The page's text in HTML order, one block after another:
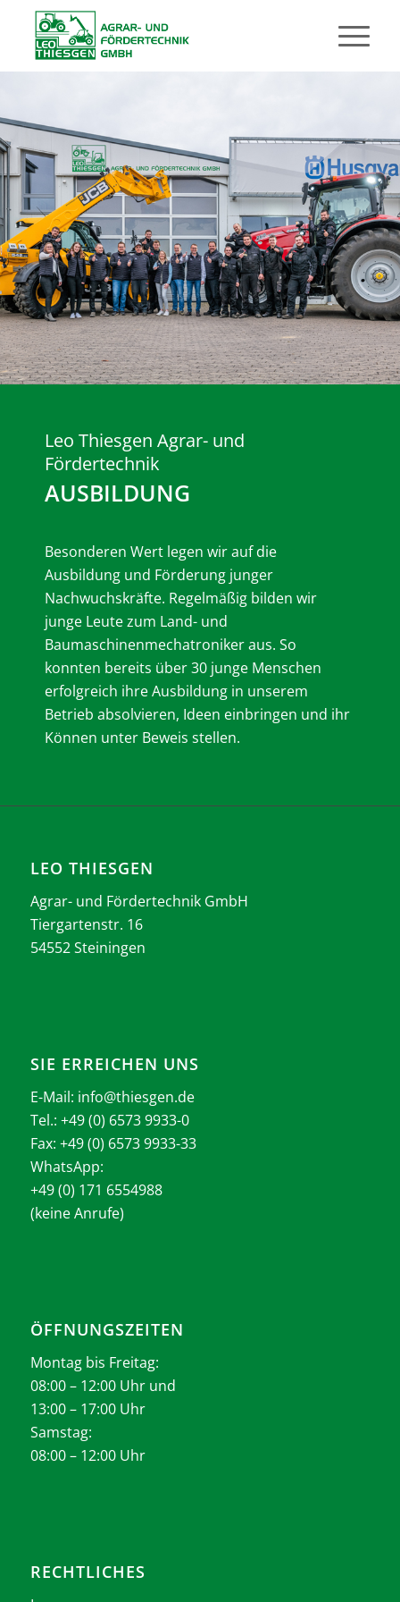
Leo Thiesgen Agrar- und
Fördertechnik
AUSBILDUNG
Besonderen Wert legen wir auf die
Ausbildung und Förderung junger
Nachwuchskräfte. Regelmäßig bilden wir
junge Leute zum Land- und
Baumaschinenmechatroniker aus. So
konnten bereits über 30 junge Menschen
erfolgreich ihre Ausbildung in unserem
Betrieb absolvieren, Ideen einbringen und ihr
Können unter Beweis stellen.
LEO THIESGEN
Agrar- und Fördertechnik GmbH
Tiergartenstr. 16
54552 Steiningen
SIE ERREICHEN UNS
E-Mail: info@thiesgen.de
Tel.: +49 (0) 6573 9933-0
Fax: +49 (0) 6573 9933-33
WhatsApp:
+49 (0) 171 6554988
(keine Anrufe)
ÖFFNUNGSZEITEN
Montag bis Freitag:
08:00 – 12:00 Uhr und
13:00 – 17:00 Uhr
Samstag:
08:00 – 12:00 Uhr
RECHTLICHES